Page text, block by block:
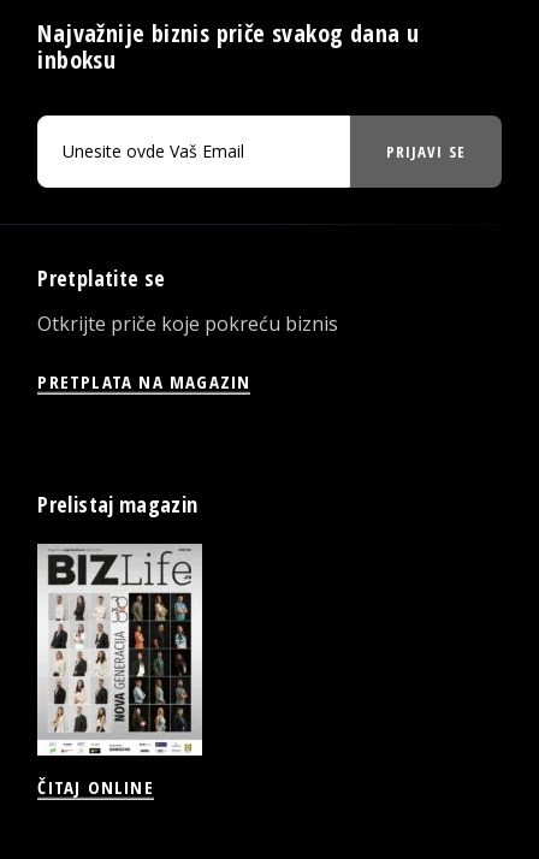
Najvažnije biznis priče svakog dana u
inboksu
PRIJAVI SE
Pretplatite se
Otkrijte priče koje pokreću biznis
PRETPLATA NA MAGAZIN
Prelistaj magazin
ČITAJ ONLINE